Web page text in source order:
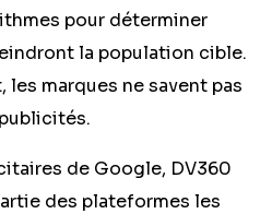
pour déterminer
la population cible.
les marques ne savent pas
de Google, DV360
des plateformes les